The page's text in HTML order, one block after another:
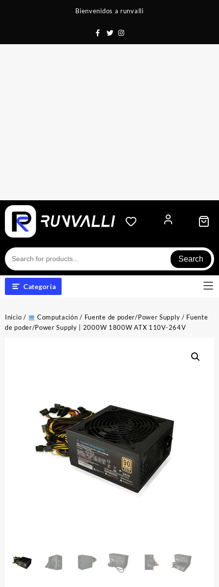
Bienvenidos a runvalli
Search
Categoría
Inicio / Computación / Fuente de poder/Power Supply / Fuente
de poder/Power Supply | 2000W 1800W ATX 110V-264V